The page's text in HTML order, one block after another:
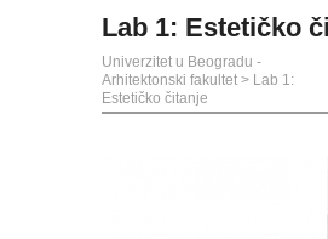
Lab 1: Estetičko
Univerzitet u Beogradu -
Arhitektonski fakultet > Lab 1:
Estetičko čitanje